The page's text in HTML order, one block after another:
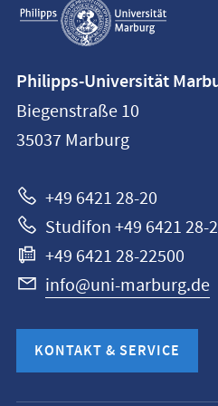
Navigation
Philipps-
Universität
Marburg
Philipps-Universität
Biegenstraße 10
35037 Marburg
+49 6421 28-20
Studifon +49 6421 28-
+49 6421 28-22500
info@uni-marburg.de
KONTAKT & SERVICE